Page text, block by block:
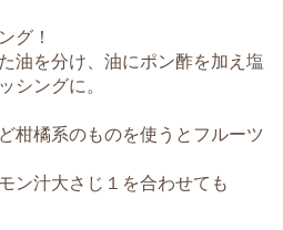
グ！
油を分け、油にポン酢を加え塩
シングに。
柑橘系のものを使うとフルーツ
ン汁大さじ１を合わせても